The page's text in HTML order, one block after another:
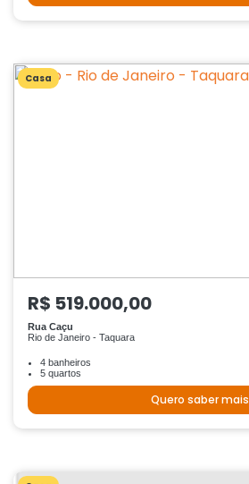
Casa
R$ 519.000,00
Rua Caçu
Rio de Janeiro - Taquara
4 banheiros
5 quartos
Quero saber mais